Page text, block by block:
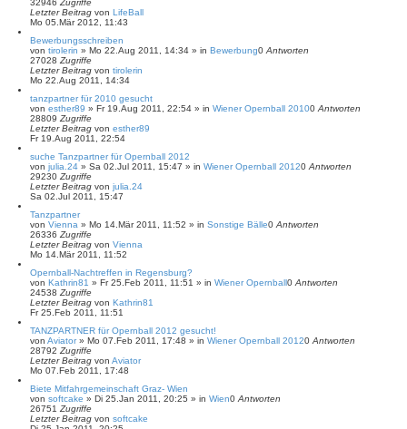
Letzter Beitrag von LifeBall
Mo 05.Mär 2012, 11:43
Bewerbungsschreiben
von tirolerin » Mo 22.Aug 2011, 14:34 » in Bewerbung0 Antworten
27028 Zugriffe
Letzter Beitrag von tirolerin
Mo 22.Aug 2011, 14:34
tanzpartner für 2010 gesucht
von esther89 » Fr 19.Aug 2011, 22:54 » in Wiener Opernball 20100 Antworten
28809 Zugriffe
Letzter Beitrag von esther89
Fr 19.Aug 2011, 22:54
suche Tanzpartner für Opernball 2012
von julia.24 » Sa 02.Jul 2011, 15:47 » in Wiener Opernball 20120 Antworten
29230 Zugriffe
Letzter Beitrag von julia.24
Sa 02.Jul 2011, 15:47
Tanzpartner
von Vienna » Mo 14.Mär 2011, 11:52 » in Sonstige Bälle0 Antworten
26336 Zugriffe
Letzter Beitrag von Vienna
Mo 14.Mär 2011, 11:52
Opernball-Nachtreffen in Regensburg?
von Kathrin81 » Fr 25.Feb 2011, 11:51 » in Wiener Opernball0 Antworten
24538 Zugriffe
Letzter Beitrag von Kathrin81
Fr 25.Feb 2011, 11:51
TANZPARTNER für Opernball 2012 gesucht!
von Aviator» Mo 07.Feb 2011, 17:48 » in Wiener Opernball 20120 Antworten
28792 Zugriffe
Letzter Beitrag von Aviator
Mo 07.Feb 2011, 17:48
Biete Mitfahrgemeinschaft Graz- Wien
von softcake » Di 25.Jan 2011, 20:25 » in Wien0 Antworten
26751 Zugriffe
Letzter Beitrag von softcake